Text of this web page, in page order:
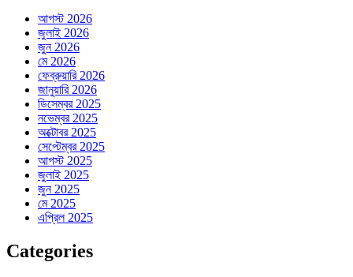
আগস্ট 2026
জুলাই 2026
জুন 2026
মে 2026
ফেব্রুয়ারি 2026
জানুয়ারি 2026
ডিসেম্বর 2025
নভেম্বর 2025
অক্টোবর 2025
সেপ্টেম্বর 2025
আগস্ট 2025
জুলাই 2025
জুন 2025
মে 2025
এপ্রিল 2025
Categories